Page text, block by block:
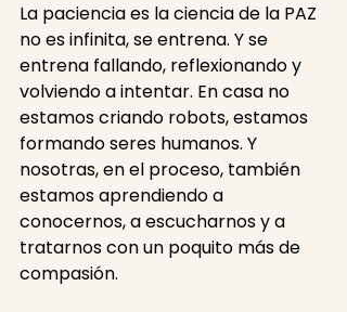
La paciencia es la ciencia de la PAZ
no es infinita, se entrena. Y se
entrena fallando, reflexionando y
volviendo a intentar. En casa no
estamos criando robots, estamos
formando seres humanos. Y
nosotras, en el proceso, también
estamos aprendiendo a
conocernos, a escucharnos y a
tratarnos con un poquito más de
compasión.